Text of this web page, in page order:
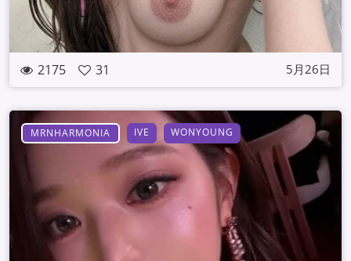
2175 31 5月26日
MRNHARMONIA IVE WONYOUNG